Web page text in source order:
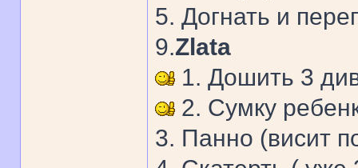
5. Догнать и
9.Zlata
1. Дошить 3
2. Сумку
3. Панно (висит